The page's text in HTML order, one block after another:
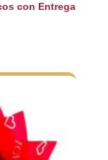
con Entrega